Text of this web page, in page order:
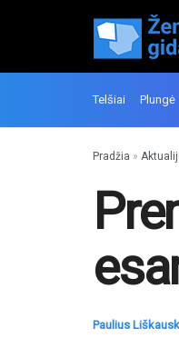
Telšiai Plungė
Pradžia »
Paulius